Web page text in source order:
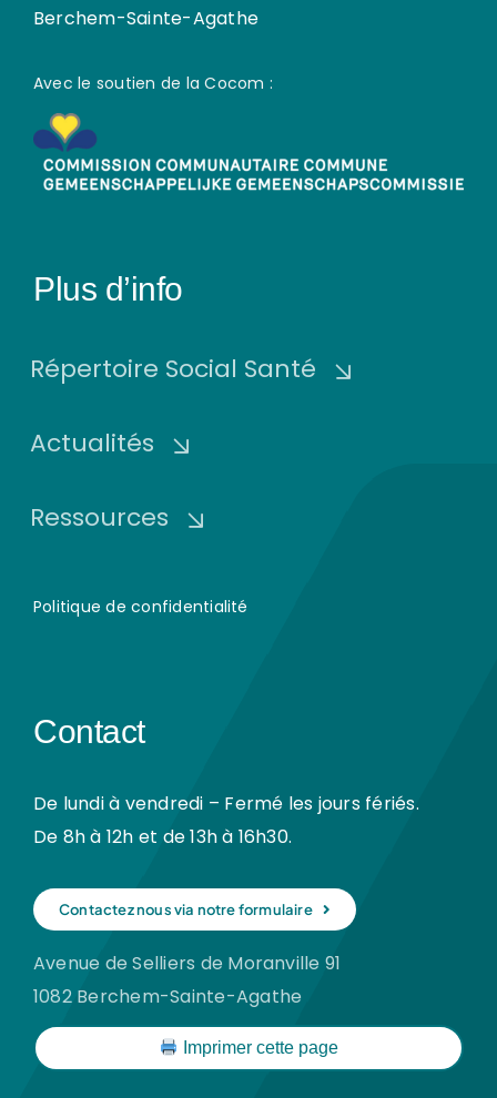
Berchem-Sainte-Agathe
Avec le soutien de la Cocom :
Plus d’info
Répertoire Social Santé
Actualités
Ressources
Politique de confidentialité
Contact
De lundi à vendredi – Fermé les jours fériés.
De 8h à 12h et de 13h à 16h30.
Contactez nous via notre formulaire
Avenue de Selliers de Moranville 91
1082 Berchem-Sainte-Agathe
Imprimer cette page